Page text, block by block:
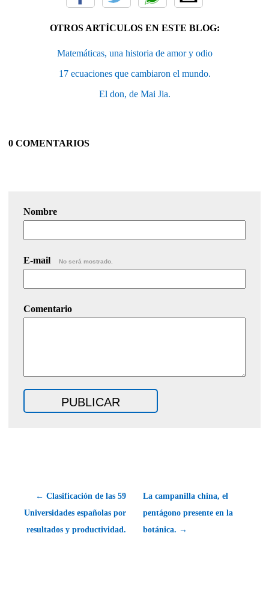
OTROS ARTÍCULOS EN ESTE BLOG:
Matemáticas, una historia de amor y odio
17 ecuaciones que cambiaron el mundo.
El don, de Mai Jia.
0 COMENTARIOS
Nombre
E-mail No será mostrado.
Comentario
← Clasificación de las 59
Universidades españolas por
resultados y productividad.
La campanilla china, el
pentágono presente en la
botánica. →